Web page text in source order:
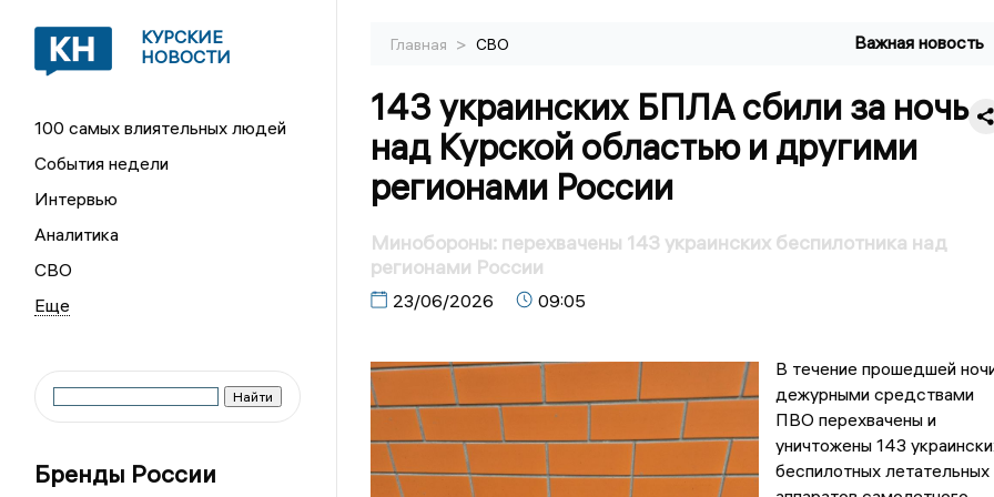
КУРСКИЕ
НОВОСТИ
100 самых влиятельных людей
События недели
Интервью
Аналитика
СВО
Бренды России
Главная > СВО Важная новость
143 украинских БПЛА сбили за ночь
над Курской областью и другими
регионами России
Минобороны: перехвачены 143 украинских беспилотника над
регионами России
23/06/2026 09:05
В течение прошедшей
дежурными средствами
ПВО перехвачены и
уничтожены 143
беспилотных летательных